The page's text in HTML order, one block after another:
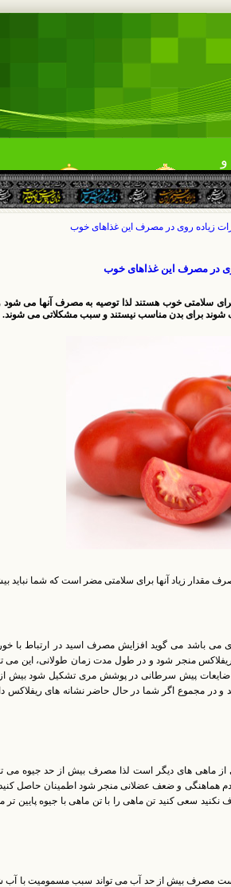
و
لقمه یاب میهمانی
زیاده روی در مصرف این غذاهای خوب
در مصرف این غذاهای خوب
برای سلامتی خوب هستند لذا توصیه به مصرف آنها می
شوند برای بدن مناسب نیستند و سبب مشکلاتی می شوند.
غذایی که مصرف مقدار زیاد آنها برای سلامتی مضر است که شما نباید
می باشد می گوید افزایش مصرف اسید در ارتباط با
منجر شود و در طول مدت زمان طولانی، این می
ضایعات پیش سرطانی در پوشش مری تشکیل شود بیش
و در مجموع اگر شما در حال حاضر نشانه های ریفلاکس
از ماهی های دیگر است لذا مصرف بیش از حد جیوه می
هماهنگی و ضعف عضلانی منجر شود اطمینان حاصل
مصرف نکنید سعی کنید تن ماهی را با تن ماهی با جیوه پایین تر
است مصرف بیش از حد آب می تواند سبب مسمومیت با آب